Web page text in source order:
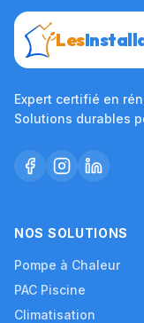
Les
Expert certifié en
Solutions durables
NOS SOLUTIONS
Pompe à Chaleur
PAC Piscine
Climatisation